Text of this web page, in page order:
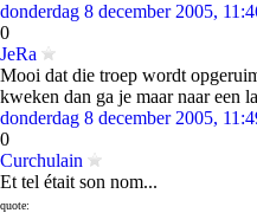
donderdag 8 december 2005,
0
JeRa
Mooi dat die troep wordt
kweken dan ga je maar naar een
donderdag 8 december 2005,
0
Curchulain
Et tel était son nom...
quote: